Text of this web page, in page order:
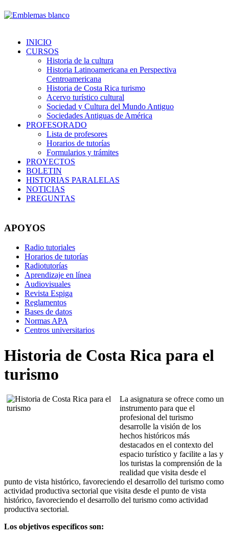
INICIO
CURSOS
Historia de la cultura
Historia Latinoamericana en Perspectiva
Centroamericana
Historia de Costa Rica turismo
Acervo turístico cultural
Sociedad y Cultura del Mundo Antiguo
Sociedades Antiguas de América
PROFESORADO
Lista de profesores
Horarios de tutorías
Formularios y trámites
PROYECTOS
BOLETIN
HISTORIAS PARALELAS
NOTICIAS
PREGUNTAS
APOYOS
Radio tutoriales
Horarios de tutorías
Radiotutorías
Aprendizaje en línea
Audiovisuales
Revista Espiga
Reglamentos
Bases de datos
Normas APA
Centros universitarios
Historia de Costa Rica para el
turismo
La asignatura se ofrece como un
instrumento para que el
profesional del turismo
desarrolle la visión de los
hechos históricos más
destacados en el contexto del
espacio turístico y facilite a las y
los turistas la comprensión de la
realidad que visita desde el
punto de vista histórico, favoreciendo el desarrollo del turismo como
actividad productiva sectorial que visita desde el punto de vista
histórico, favoreciendo el desarrollo del turismo como actividad
productiva sectorial.
Los objetivos específicos son: